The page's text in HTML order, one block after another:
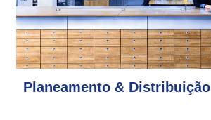
Planeamento & Distribuição